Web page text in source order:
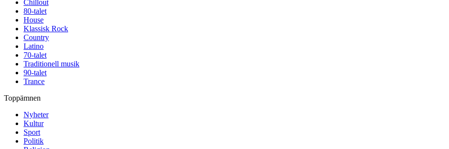
Chillout
80-talet
House
Klassisk Rock
Country
Latino
70-talet
Traditionell musik
90-talet
Trance
Toppämnen
Nyheter
Kultur
Sport
Politik